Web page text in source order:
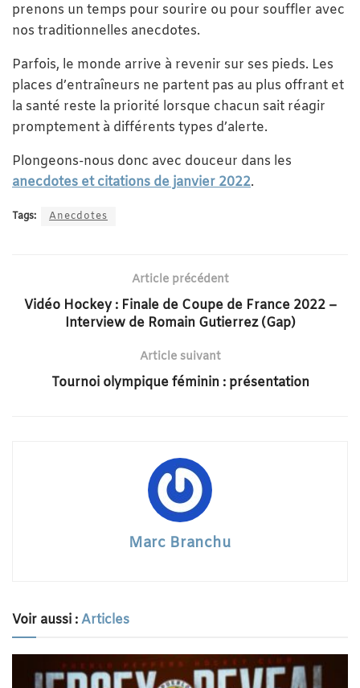
prenons un temps pour sourire ou pour souffler avec
nos traditionnelles anecdotes.
Parfois, le monde arrive à revenir sur ses pieds. Les
places d’entraîneurs ne partent pas au plus offrant et
la santé reste la priorité lorsque chacun sait réagir
promptement à différents types d’alerte.
Plongeons-nous donc avec douceur dans les
anecdotes et citations de janvier 2022.
Tags: Anecdotes
Article précédent
Vidéo Hockey : Finale de Coupe de France 2022 –
Interview de Romain Gutierrez (Gap)
Article suivant
Tournoi olympique féminin : présentation
Marc Branchu
Voir aussi :Articles